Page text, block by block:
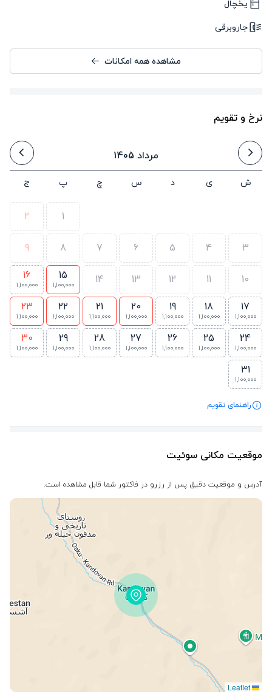
یخچال
جاروبرقی
مشاهده همه امکانات
نرخ و تقویم
مرداد 1405
ش ی د س چ پ ج
1
2
3
4
5
6
7
8
9
10
11
12
13
14
15
1,100,000
16
1,100,000
17
1,100,000
18
1,100,000
19
1,100,000
20
1,100,000
21
1,100,000
22
1,100,000
23
1,100,000
24
1,100,000
25
1,100,000
26
1,100,000
27
1,100,000
28
1,100,000
29
1,100,000
30
1,100,000
31
1,100,000
راهنمای تقویم
موقعیت مکانی سوئیت
آدرس و موقعیت دقیق پس از رزرو در فاکتور شما قابل مشاهده است.